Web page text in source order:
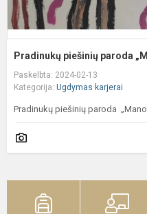
Pradinukų piešinių paroda
Paskelbta: 2024-02-13
Kategorija: Ugdymas karjerai
Pradinukų piešinių paroda